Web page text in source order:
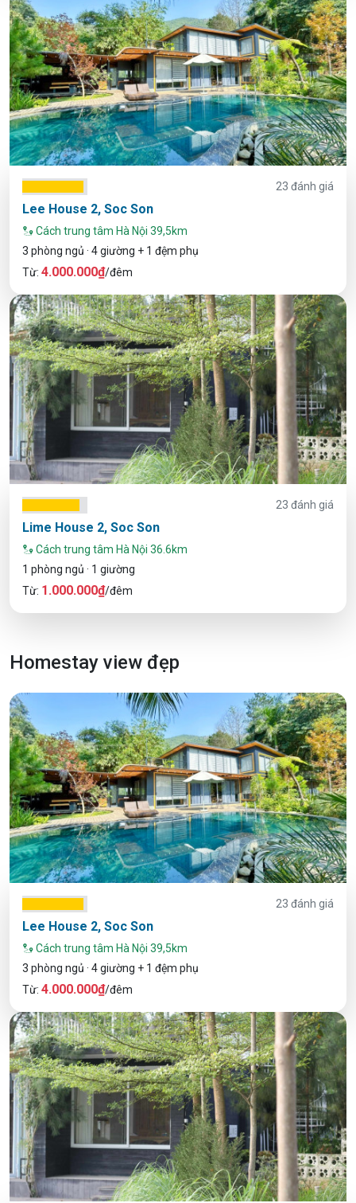
23 đánh giá
Lee House 2, Soc Son
Cách trung tâm Hà Nội 39,5km
3 phòng ngủ · 4 giường + 1 đệm phụ
Từ: 4.000.000₫/đêm
23 đánh giá
Lime House 2, Soc Son
Cách trung tâm Hà Nội 36.6km
1 phòng ngủ · 1 giường
Từ: 1.000.000₫/đêm
Homestay view đẹp
23 đánh giá
Lee House 2, Soc Son
Cách trung tâm Hà Nội 39,5km
3 phòng ngủ · 4 giường + 1 đệm phụ
Từ: 4.000.000₫/đêm